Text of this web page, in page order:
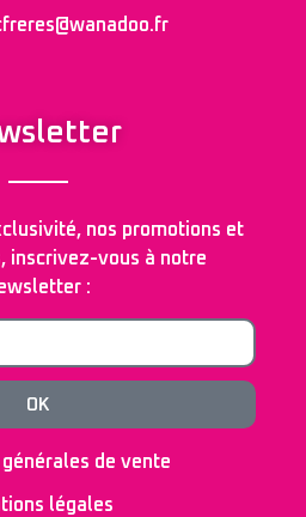
nos promotions et
inscrivez-vous à notre
:
OK
de vente
légales